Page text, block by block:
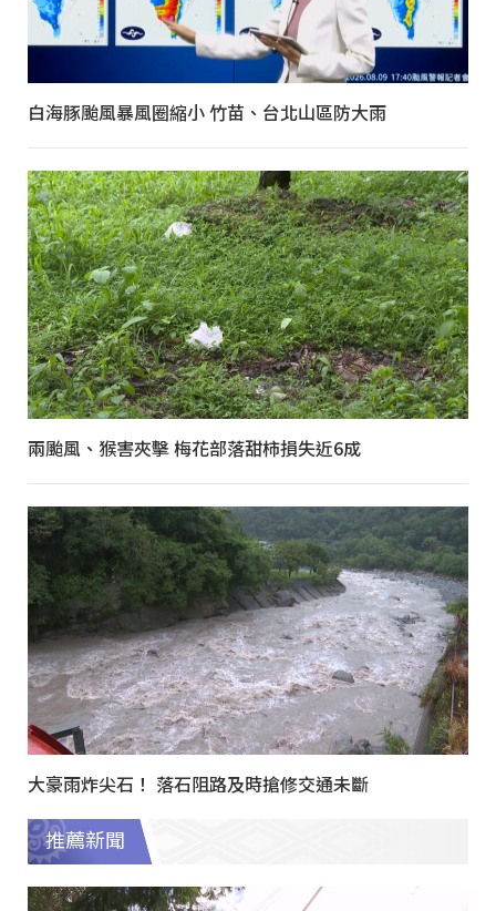
白海豚颱風暴風圈縮小 竹苗、台北山區防大雨
兩颱風、猴害夾擊 梅花部落甜柿損失近6成
大豪雨炸尖石！ 落石阻路及時搶修交通未斷
推薦新聞